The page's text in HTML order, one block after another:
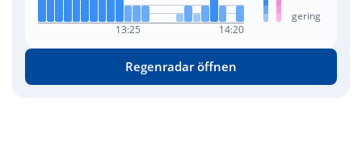
13:25 14:20
gering
Regenradar öffnen